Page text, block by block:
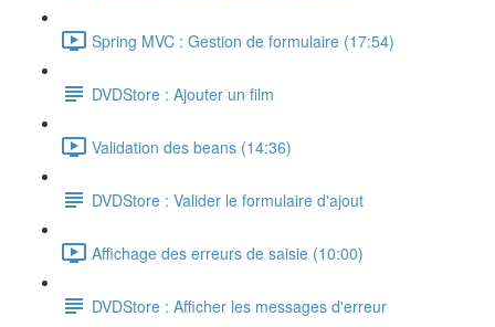
Spring MVC : Gestion de formulaire (17:54)
DVDStore : Ajouter un film
Validation des beans (14:36)
DVDStore : Valider le formulaire d'ajout
Affichage des erreurs de saisie (10:00)
DVDStore : Afficher les messages d'erreur